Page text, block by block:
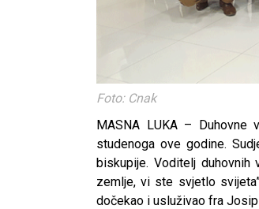
Foto: Cnak
MASNA LUKA – Duhovne
studenoga ove godine.
biskupije. Voditelj
zemlje, vi ste svjetlo
dočekao i usluživao fra